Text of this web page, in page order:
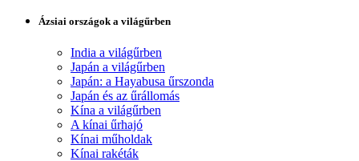
Ázsiai országok a világűrben
India a világűrben
Japán a világűrben
Japán: a Hayabusa űrszonda
Japán és az űrállomás
Kína a világűrben
A kínai űrhajó
Kínai műholdak
Kínai rakéták